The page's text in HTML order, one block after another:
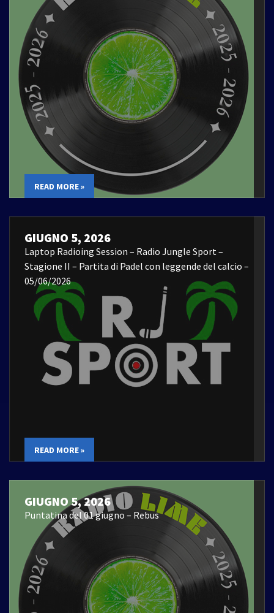
READ MORE »
GIUGNO 5, 2026
Laptop Radioing Session – Radio Jungle Sport –
Stagione II – Partita di Padel con leggende del calcio –
05/06/2026
READ MORE »
GIUGNO 5, 2026
Puntatina del 01 giugno – Rebus